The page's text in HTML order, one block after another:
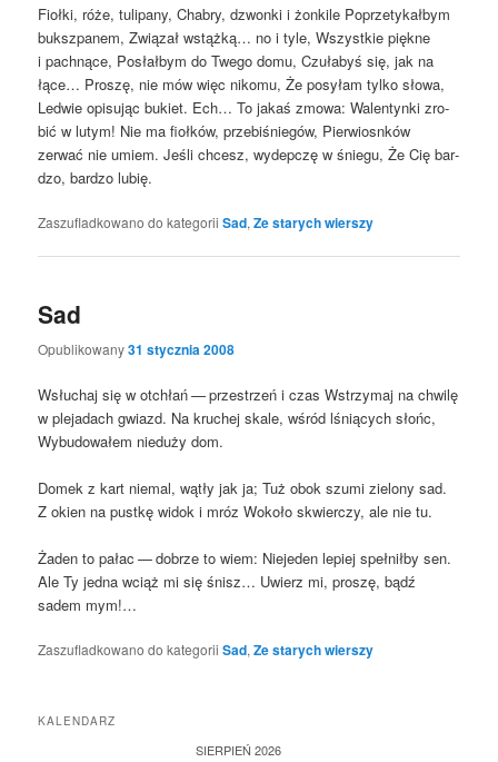
Fioł­ki, róże, tuli­pa­ny, Cha­bry, dzwon­ki i żon­ki­le Poprze­ty­kał­bym
buksz­pa­nem, Zwią­zał wstąż­ką… no i tyle, Wszyst­kie pięk­ne
i pach­ną­ce, Posłał­bym do Twe­go domu, Czu­ła­byś się, jak na
łące… Pro­szę, nie mów więc niko­mu, Że posy­łam tyl­ko sło­wa,
Led­wie opi­su­jąc bukiet. Ech… To jakaś zmo­wa: Walen­tyn­ki zro­
bić w lutym! Nie ma fioł­ków, prze­bi­śnie­gów, Pier­wiosn­ków
zerwać nie umiem. Jeśli chcesz, wydep­czę w śnie­gu, Że Cię bar­
dzo, bar­dzo lubię.
Zaszufladkowano do kategorii Sad,Ze starych wierszy
Sad
Opublikowany31 stycznia 2008
Wsłu­chaj się w otchłań — prze­strzeń i czas Wstrzy­maj na chwi­lę
w ple­ja­dach gwiazd. Na kru­chej ska­le, wśród lśnią­cych słońc,
Wybu­do­wa­łem nie­du­ży dom.
Domek z kart nie­mal, wątły jak ja; Tuż obok szu­mi zie­lo­ny sad.
Z okien na pust­kę widok i mróz Woko­ło skwier­czy, ale nie tu.
Żaden to pałac — dobrze to wiem: Nie­je­den lepiej speł­nił­by sen.
Ale Ty jed­na wciąż mi się śnisz… Uwierz mi, pro­szę, bądź
sadem mym!…
Zaszufladkowano do kategorii Sad,Ze starych wierszy
KALENDARZ
SIERPIEŃ 2026